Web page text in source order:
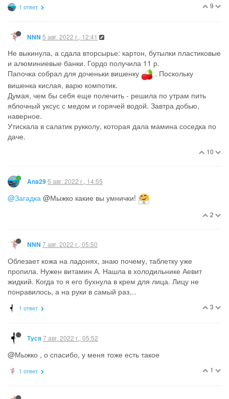
9
1 ответ
NNN 5 авг. 2022 г., 12:41
Не выкинула, а сдала вторсырье: картон, бутылки пластиковые
и алюминиевые банки. Гордо получила 11 р.
Папочка собрал для доченьки вишенку
. Поскольку
вишенка кислая, варю компотик.
Думая, чем бы себя еще полечить - решила по утрам пить
яблочный уксус с медом и горячей водой. Завтра добью,
наверное.
Утискала в салатик рукколу, которая дала мамина соседка по
даче.
10
Ana29 5 авг. 2022 г., 14:55
@Загадка @Мыжко какие вы умнички!
2
NNN 7 авг. 2022 г., 05:50
Облезает кожа на ладонях, знаю почему, таблетку уже
пропила. Нужен витамин А. Нашла в холодильнике Аевит
жидкий. Когда то я его бухнула в крем для лица. Лицу не
понравилось, а на руки в самый раз…
3
1 ответ
Туся7 авг. 2022 г., 05:52
@Мыжко , о спасибо, у меня тоже есть такое
1
1 ответ